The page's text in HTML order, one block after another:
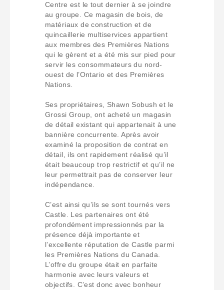
Centre est le tout dernier à se joindre
au groupe. Ce magasin de bois, de
matériaux de construction et de
quincaillerie multiservices appartient
aux membres des Premières Nations
qui le gèrent et a été mis sur pied pour
servir les consommateurs du nord-
ouest de l’Ontario et des Premières
Nations.
Ses propriétaires, Shawn Sobush et le
Grossi Group, ont acheté un magasin
de détail existant qui appartenait à une
bannière concurrente. Après avoir
examiné la proposition de contrat en
détail, ils ont rapidement réalisé qu’il
était beaucoup trop restrictif et qu’il ne
leur permettrait pas de conserver leur
indépendance.
C’est ainsi qu’ils se sont tournés vers
Castle. Les partenaires ont été
profondément impressionnés par la
présence déjà importante et
l’excellente réputation de Castle parmi
les Premières Nations du Canada.
L’offre du groupe était en parfaite
harmonie avec leurs valeurs et
objectifs. C’est donc avec bonheur